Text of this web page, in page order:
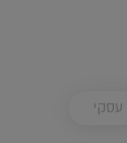
עסקי